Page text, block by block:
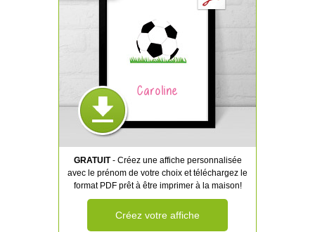
Caroline
GRATUIT- Créez une affiche personnalisée
avec le prénom de votre choix et téléchargez le
format PDF prêt à être imprimer à la maison!
Créez votre affiche